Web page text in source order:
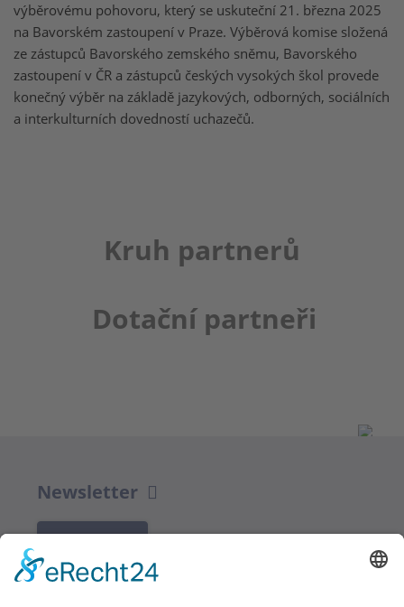
výběrovému pohovoru, který se uskuteční 21. března 2025
na Bavorském zastoupení v Praze. Výběrová komise složená
ze zástupců Bavorského zemského sněmu, Bavorského
zastoupení v ČR a zástupců českých vysokých škol provede
konečný výběr na základě jazykových, odborných, sociálních
a interkulturních dovedností uchazečů.
Kruh partnerů
Dotační partneři
Newsletter